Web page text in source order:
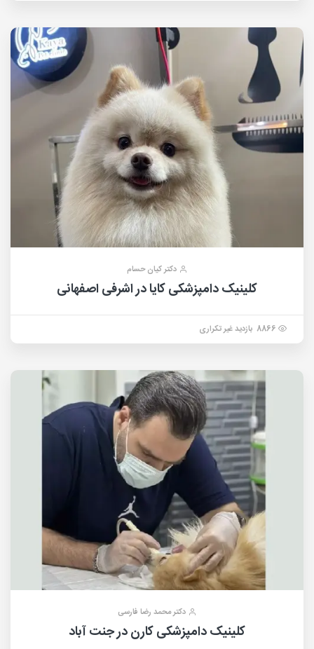
دکتر کیان حسام
کلینیک دامپزشکی کایا در اشرفی اصفهانی
8866 بازدید غیر تکراری
دکتر محمد رضا فارسی
کلینیک دامپزشکی کارن در جنت آباد